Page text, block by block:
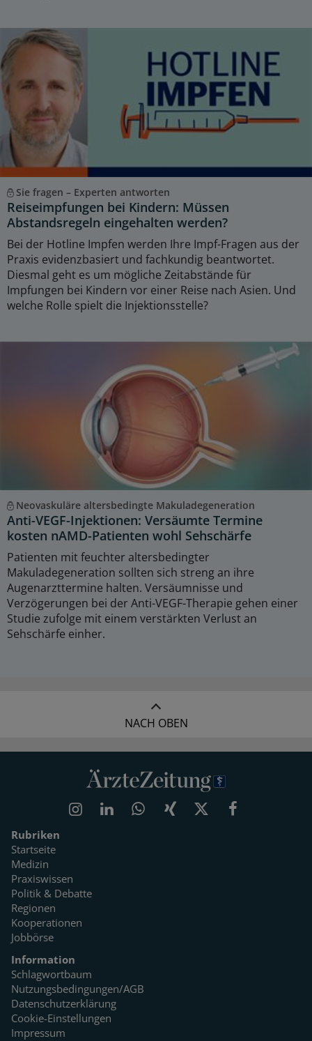
Sie fragen – Experten antworten
Reiseimpfungen bei Kindern: Müssen
Abstandsregeln eingehalten werden?
Bei der Hotline Impfen werden Ihre Impf-Fragen aus der
Praxis evidenzbasiert und fachkundig beantwortet.
Diesmal geht es um mögliche Zeitabstände für
Impfungen bei Kindern vor einer Reise nach Asien. Und
welche Rolle spielt die Injektionsstelle?
Neovaskuläre altersbedingte Makuladegeneration
Anti-VEGF-Injektionen: Versäumte Termine
kosten nAMD-Patienten wohl Sehschärfe
Patienten mit feuchter altersbedingter
Makuladegeneration sollten sich streng an ihre
Augenarzttermine halten. Versäumnisse und
Verzögerungen bei der Anti-VEGF-Therapie gehen einer
Studie zufolge mit einem verstärkten Verlust an
Sehschärfe einher.
NACH OBEN
Rubriken
Startseite
Medizin
Praxiswissen
Politik & Debatte
Regionen
Kooperationen
Jobbörse
Information
Schlagwortbaum
Nutzungsbedingungen/AGB
Datenschutzerklärung
Cookie-Einstellungen
Impressum